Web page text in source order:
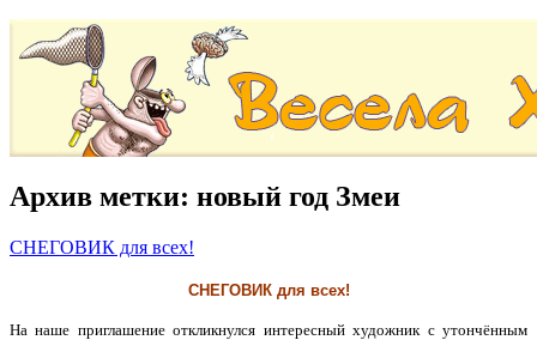
Архив метки: новый год Змеи
СНЕГОВИК для всех!
СНЕГОВИК для всех!
На наше приглашение откликнулся интересный художник с утончённым